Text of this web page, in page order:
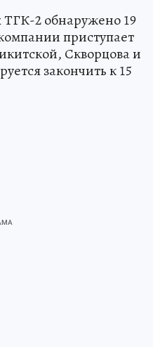
ТГК-2 обнаружено 19
приступает
Скворцова и
закончить к 15